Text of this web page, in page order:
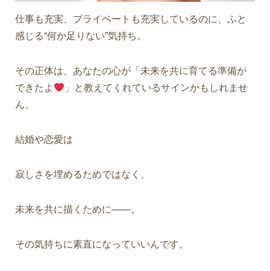
仕事も充実、プライベートも充実しているのに、ふと
感じる“何か足りない”気持ち。
その正体は、あなたの心が「未来を共に育てる準備が
できたよ
」と教えてくれているサインかもしれませ
ん。
結婚や恋愛は
寂しさを埋めるためではなく、
未来を共に描くために――。
その気持ちに素直になっていいんです。